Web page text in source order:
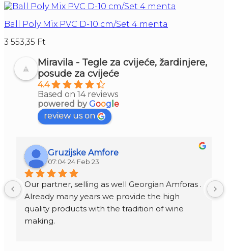
Ball Poly Mix PVC D-10 cm/Set 4 menta
3 553,35 Ft
Miravila - Tegle za cvijeće, žardinjere,
posude za cvijeće
4.4
Based on 14 reviews
powered byGoog e
review us on
Gruzijske Amfore
07:04 24 Feb 23
Our partner, selling as well Georgian Amforas .
Already many years we provide the high
quality products with the tradition of wine
making.